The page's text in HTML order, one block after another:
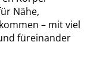
Nähe,
– mit viel
füreinander